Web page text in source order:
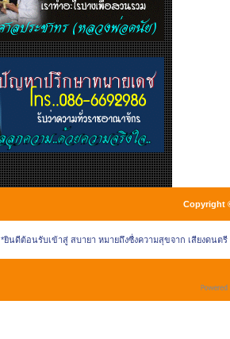
Copyright
*ยินดีต้อนรับเข้าสู่ สบายา หมายถึงซื่งความสุขจาก เสียงดน